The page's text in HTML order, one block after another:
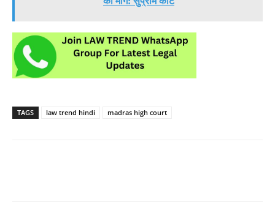
TAGS law trend hindi madras high court